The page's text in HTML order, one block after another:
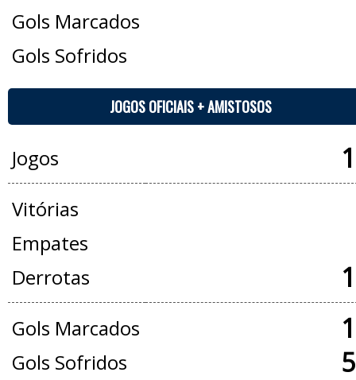
Gols Marcados
Gols Sofridos
JOGOS OFICIAIS + AMISTOSOS
Jogos
Vitórias
Empates
Derrotas
Gols Marcados
Gols Sofridos